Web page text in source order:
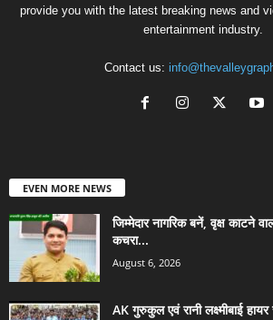
provide you with the latest breaking news and
entertainment industry.
Contact us:
EVEN MORE NEWS
जिम्मेदार नागरिक बनें, वृक्ष काटने
कचरा...
August 6, 2026
AK गुरुकुल एवं रानी लक्ष्मीबाई